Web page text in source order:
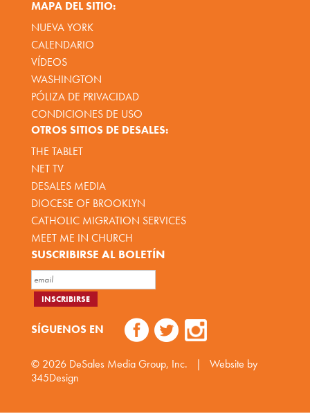
MAPA DEL SITIO:
NUEVA YORK
CALENDARIO
VÍDEOS
WASHINGTON
PÓLIZA DE PRIVACIDAD
CONDICIONES DE USO
OTROS SITIOS DE DESALES:
THE TABLET
NET TV
DESALES MEDIA
DIOCESE OF BROOKLYN
CATHOLIC MIGRATION SERVICES
MEET ME IN CHURCH
SUSCRIBIRSE AL BOLETÍN
SÍGUENOS EN
© 2026 DeSales Media Group, Inc. |
Website by
345Design